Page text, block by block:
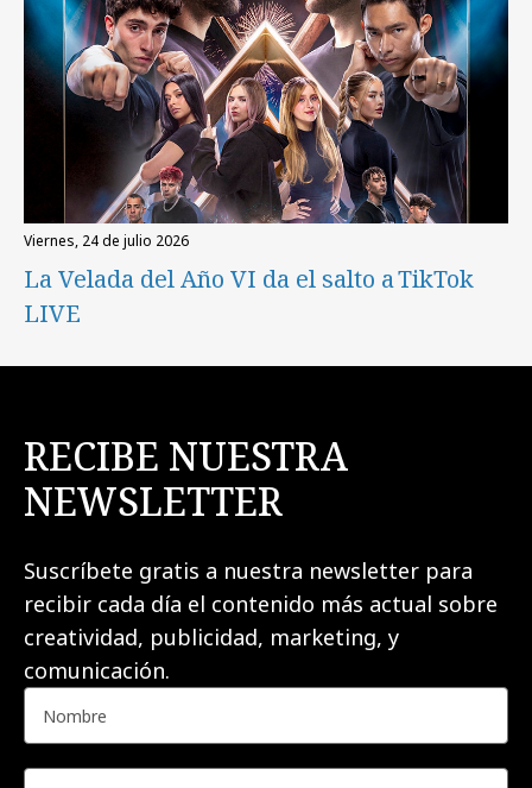
viernes, 24 de julio 2026
La Velada del Año VI da el salto a TikTok
LIVE
RECIBE NUESTRA
NEWSLETTER
Suscríbete gratis a nuestra newsletter para
recibir cada día el contenido más actual sobre
creatividad, publicidad, marketing, y
comunicación.